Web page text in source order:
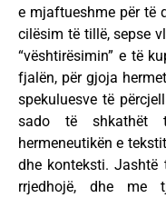
e mjaftueshme për të
cilësim të tillë, sepse
“vështirësimin” e të
fjalën, për gjoja
spekuluesve të
sado të shkathët
hermeneutikën e
dhe konteksti. Jashtë
rrjedhojë, dhe me